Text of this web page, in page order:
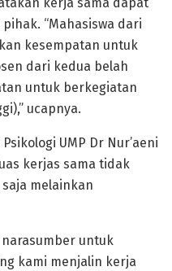
kerja sama dapat
“Mahasiswa dari
kesempatan untuk
dari kedua belah
untuk berkegiatan
ucapnya.
UMP Dr Nur’aeni
kerjas sama tidak
melainkan
untuk
kami menjalin kerja